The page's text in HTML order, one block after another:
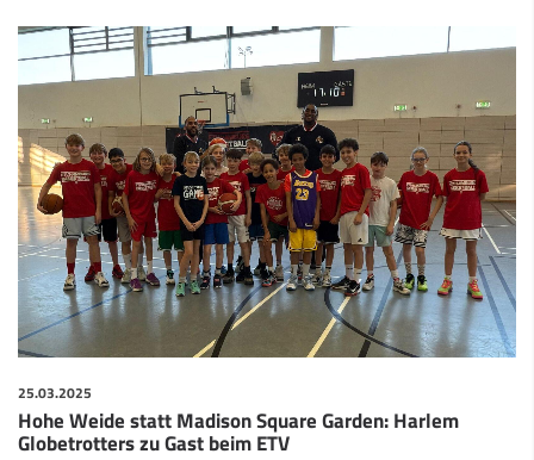
25.03.2025
Hohe Weide statt Madison Square Garden: Harlem
Globetrotters zu Gast beim ETV